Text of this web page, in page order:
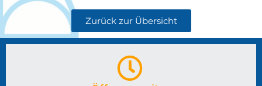
Zurück zur Übersicht